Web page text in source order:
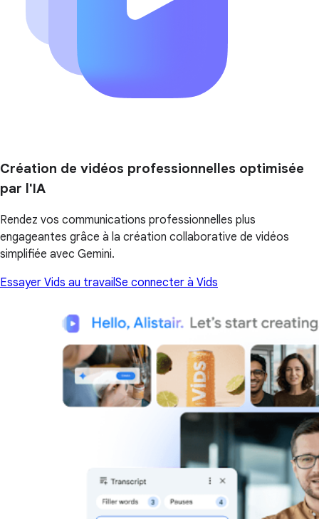
Création de vidéos professionnelles optimisée
par l'IA
Rendez vos communications professionnelles plus
engageantes grâce à la création collaborative de vidéos
simplifiée avec Gemini.
Essayer Vids au travailSe connecter à Vids